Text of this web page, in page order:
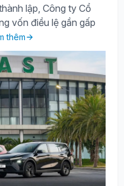
lập, Công ty Cổ
vốn điều lệ gần gấp
thêm